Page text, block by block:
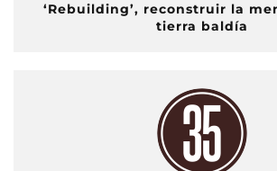
‘Rebuilding’, reconstruir la
tierra baldía